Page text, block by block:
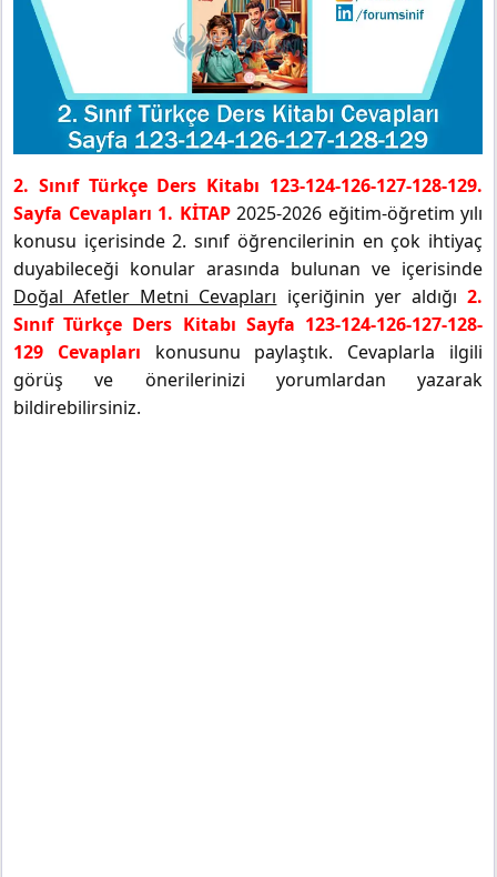
2. Sınıf Türkçe Ders Kitabı 123-124-126-127-128-129.
Sayfa Cevapları 1. KİTAP2025-2026 eğitim-öğretim yılı
konusu içerisinde 2. sınıf öğrencilerinin en çok ihtiyaç
duyabileceği konular arasında bulunan ve içerisinde
Doğal Afetler Metni Cevapları içeriğinin yer aldığı2.
Sınıf Türkçe Ders Kitabı Sayfa 123-124-126-127-128-
129 Cevapları konusunu paylaştık. Cevaplarla ilgili
görüş ve önerilerinizi yorumlardan yazarak
bildirebilirsiniz.